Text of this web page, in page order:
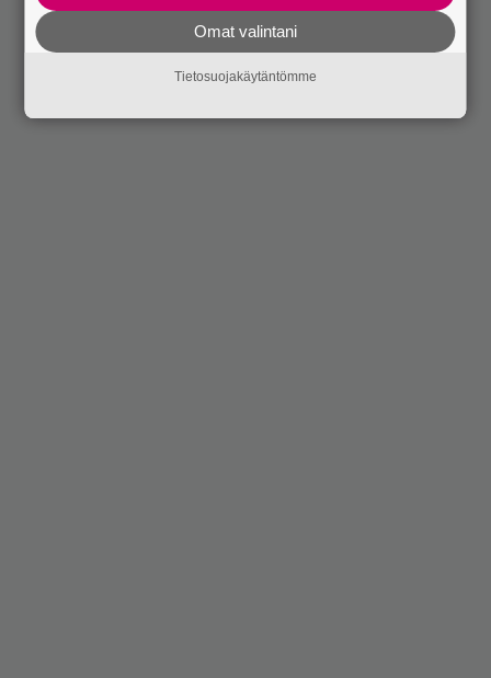
Omat valintani
Tietosuojakäytäntömme